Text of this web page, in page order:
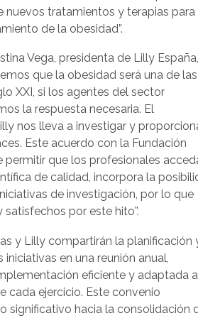
nuevos tratamientos y terapias para
de la obesidad”.
Vega, presidenta de Lilly
que la obesidad será una de las
XXI, si los agentes del sector
la respuesta necesaria. El
nos lleva a investigar y
Este acuerdo con la Fundación
permitir que los profesionales
de calidad, incorpora la
de investigación, por lo que
por este hito”.
y Lilly compartirán la planificación
iniciativas en una reunión anual,
eficiente y adaptada a
cada ejercicio. Este convenio
significativo hacia la consolidación